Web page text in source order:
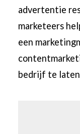
advertentie
marketeers
een
bedrijf te